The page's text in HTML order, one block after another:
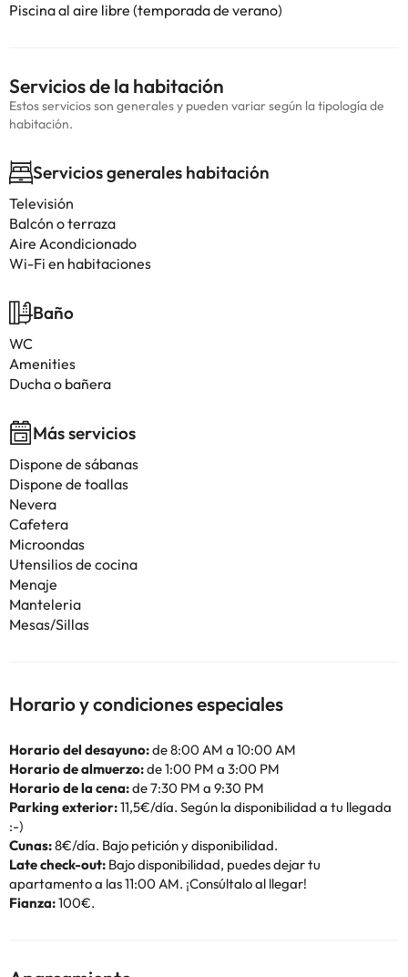
Piscina al aire libre (temporada de verano)
Servicios de la habitación
Estos servicios son generales y pueden variar según la tipología de
habitación.
Servicios generales habitación
Televisión
Balcón o terraza
Aire Acondicionado
Wi-Fi en habitaciones
Baño
WC
Amenities
Ducha o bañera
Más servicios
Dispone de sábanas
Dispone de toallas
Nevera
Cafetera
Microondas
Utensilios de cocina
Menaje
Manteleria
Mesas/Sillas
Horario y condiciones especiales
Horario del desayuno:de 8:00 AM a 10:00 AM
Horario de almuerzo:de 1:00 PM a 3:00 PM
Horario de la cena:de 7:30 PM a 9:30 PM
Parking exterior:11,5€/día. Según la disponibilidad a tu llegada
:-)
Cunas:8€/día. Bajo petición y disponibilidad.
Late check-out: Bajo disponibilidad, puedes dejar tu
apartamento a las 11:00 AM. ¡Consúltalo al llegar!
Fianza:100€.